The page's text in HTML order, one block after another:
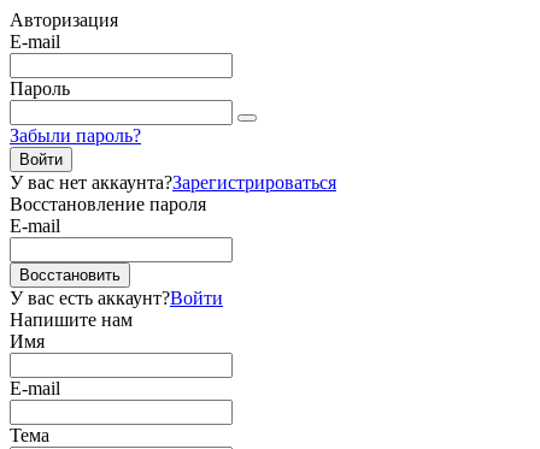
Авторизация
E-mail
Пароль
Забыли пароль?
Войти
У вас нет аккаунта?Зарегистрироваться
Восстановление пароля
E-mail
Восстановить
У вас есть аккаунт?Войти
Напишите нам
Имя
E-mail
Тема